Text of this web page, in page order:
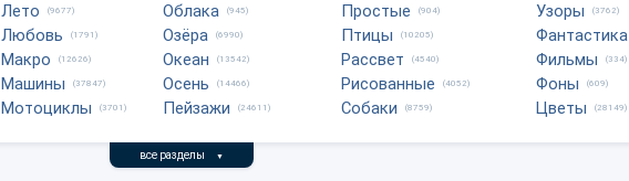
Лето (9677)
Любовь (1791)
Макро (12626)
Машины (37847)
Мотоциклы (3701)
Облака (945)
Озёра (6990)
Океан (13542)
Осень (14466)
Пейзажи (24611)
Простые (904)
Птицы (10205)
Рассвет (4540)
Рисованные (4052)
Собаки (8759)
Узоры (3762)
Фантастика
Фильмы (334)
Фоны (609)
Цветы (28149)
все разделы ▼